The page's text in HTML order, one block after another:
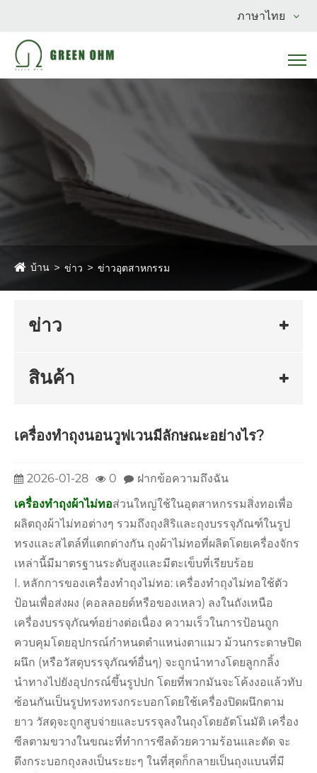
ภาษาไทย
บ้าน ข่าว ข่าวอุตสาหกรรม
ข่าว
สินค้า
เครื่องทำถุงนอนวูฟเวนมีลักษณะอย่างไร?
2026-01-28 0
ฝากข้อความถึงฉัน
เครื่องทำถุงผ้าไม่ทอส่วนใหญ่ใช้ในอุตสาหกรรมสิ่งทอเพื่อ
ผลิตถุงผ้าไม่ทอต่างๆ รวมถึงถุงสิริและถุงบรรจุภัณฑ์ในรูป
ทรงและสไตล์ที่แตกต่างกัน ถุงผ้าไม่ทอที่ผลิตโดยเครื่องจักร
เหล่านี้มีมาตรฐานระดับสูงและมีตะเข็บที่เรียบร้อย
I. หลักการของเครื่องทำถุงไม่ทอ: เครื่องทำถุงไม่ทอใช้ตัว
ป้อนเพื่อส่งผง (คอลลอยด์หรือของเหลว) ลงในถังเหนือ
เครื่องบรรจุภัณฑ์อย่างต่อเนื่อง ความเร็วในการป้อนถูก
ควบคุมโดยอุปกรณ์กำหนดตำแหน่งตาแมว ม้วนกระดาษปิด
ผนึก (หรือวัสดุบรรจุภัณฑ์อื่นๆ) จะถูกนำทางโดยลูกกลิ้ง
นำทางไปยังอุปกรณ์ขึ้นรูปปก โดยที่พวกมันจะโค้งงอแล้วทับ
ซ้อนกันเป็นรูปทรงทรงกระบอกโดยใช้เครื่องปิดผนึกตาม
ยาว วัสดุจะถูกสูบจ่ายและบรรจุลงในถุงโดยอัตโนมัติ เครื่อง
ซีลตามขวางในขณะที่ทำการซีลด้วยความร้อนและตัด จะ
ดึงกระบอกถุงลงเป็นระยะๆ ในที่สุดก็กลายเป็นถุงแบนที่มี